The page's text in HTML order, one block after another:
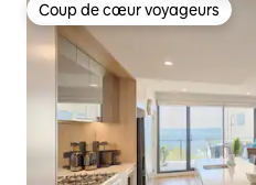
Coup de cœur voyageurs
Coup de cœur voyageurs